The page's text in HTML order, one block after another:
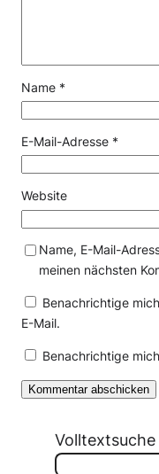
Name *
E-Mail-Adresse *
Website
Name, E-Mail-
meinen nächsten
Benachrichtige
E-Mail.
Benachrichtige
Volltextsuche